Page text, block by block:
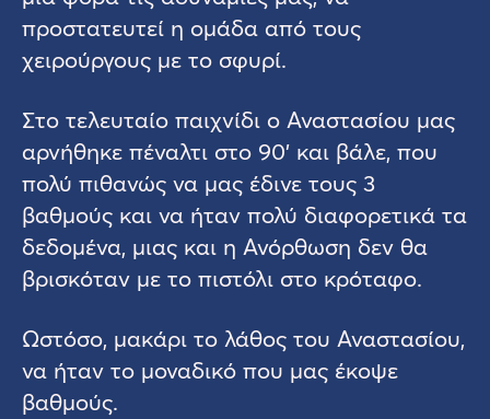
προστατευτεί η ομάδα από τους
χειρούργους με το σφυρί.
Στο τελευταίο παιχνίδι ο Αναστασίου μας
αρνήθηκε πέναλτι στο 90’ και βάλε, που
πολύ πιθανώς να μας έδινε τους 3
βαθμούς και να ήταν πολύ διαφορετικά τα
δεδομένα, μιας και η Ανόρθωση δεν θα
βρισκόταν με το πιστόλι στο κρόταφο.
Ωστόσο, μακάρι το λάθος του Αναστασίου,
να ήταν το μοναδικό που μας έκοψε
βαθμούς.